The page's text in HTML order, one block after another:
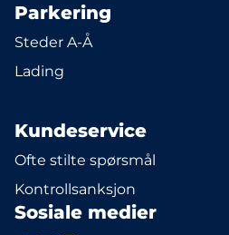
Parkering
Steder A-Å
Lading
Kundeservice
Ofte stilte spørsmål
Kontrollsanksjon
Sosiale medier